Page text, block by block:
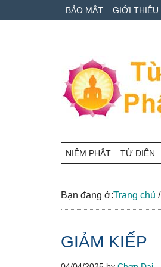
to
to
qua
BẢO MẬT GIỚI THIỆU
Từ
điển
Phật
học
cứu
thuật
Phật
học
NIỆM PHẬT TỪ ĐIỂN
Bạn đang ở:Trang chủ /
GIẢM KIẾP